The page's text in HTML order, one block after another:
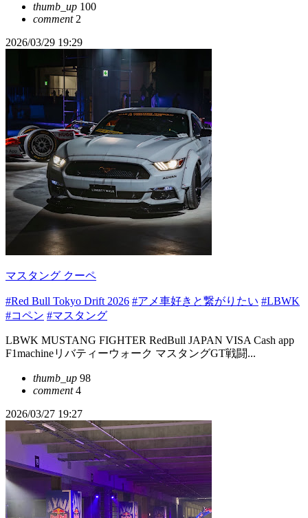
thumb_up 100
comment2
2026/03/29 19:29
マスタング クーペ
#Red Bull Tokyo Drift 2026 #アメ車好きと繋がりたい #LBWK
#コペン #マスタング
LBWK MUSTANG FIGHTER RedBull JAPAN VISA Cash app
F1machineリバティーウォーク マスタングGT戦闘...
thumb_up 98
comment4
2026/03/27 19:27